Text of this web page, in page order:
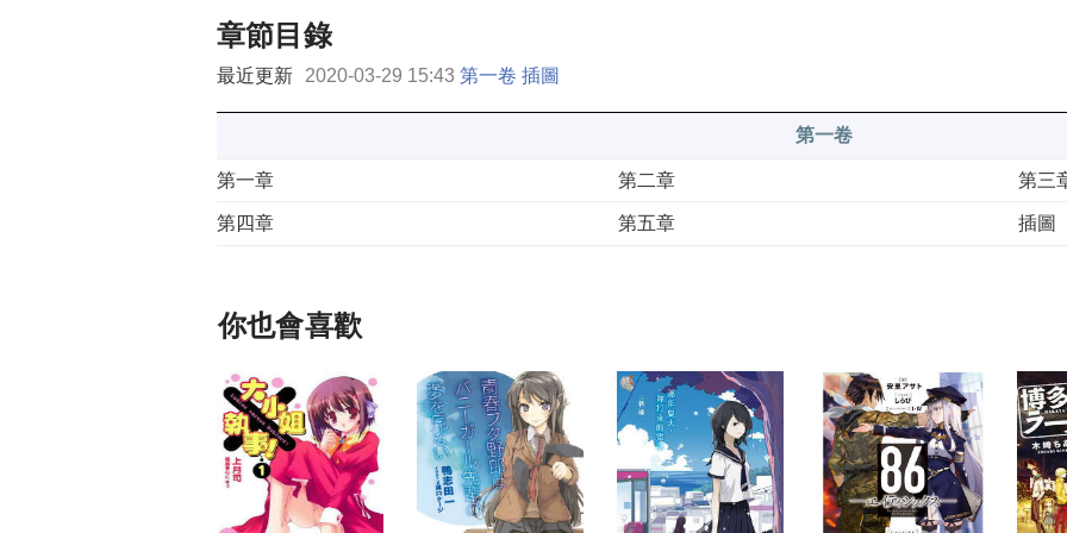
章節目錄
最近更新 2020-03-29 15:43 第一卷 插圖
第一卷
第一章 第二章 第三
第四章 第五章 插圖
你也會喜歡